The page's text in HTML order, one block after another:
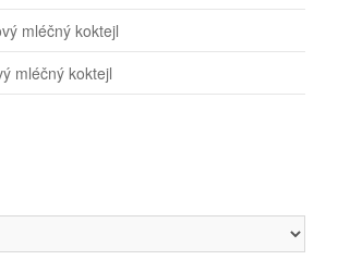
mléčný koktejl
mléčný koktejl